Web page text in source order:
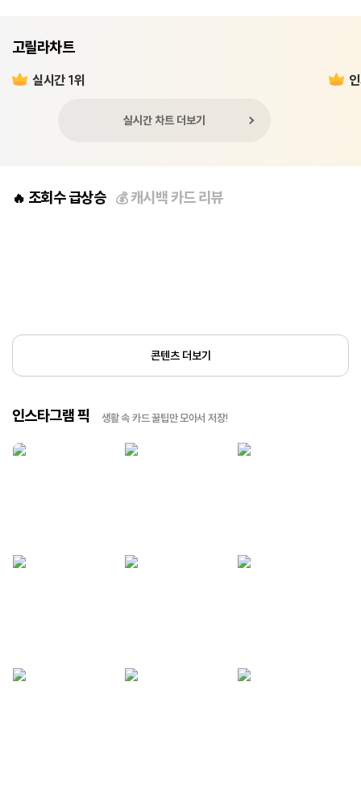
고릴라차트
실시간 1위
실시간 차트 더보기
🔥 조회수 급상승 💰캐시백 카드 리뷰
콘텐츠 더보기
인스타그램 픽 생활 속 카드 꿀팁만 모아서 저장!